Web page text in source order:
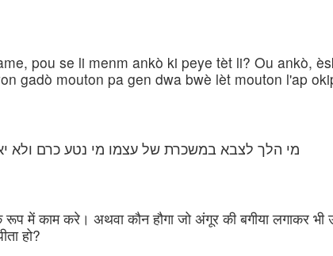
pou se li menm ankò ki peye tèt li? Ou ankò,
gadò mouton pa gen dwa bwè lèt mouton l'ap
מי הלך לצבא במשכרת של עצמו מי נטע כרם ולא
रूप में काम करे। अथवा कौन हौगा जो अंगूर की बगीया लगाकर
हो?